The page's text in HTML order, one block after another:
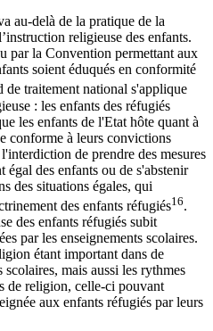
au-delà de la pratique de la
religieuse des enfants.
par la Convention permettant aux
soient éduqués en conformité
de traitement national s'applique
: les enfants des réfugiés
les enfants de l'Etat hôte quant à
conforme à leurs convictions
de prendre des mesures
des enfants ou de s'abstenir
des situations égales, qui
des enfants réfugiés16.
des enfants réfugiés subit
par les enseignements scolaires.
étant important dans de
mais aussi les rythmes
de religion, celle-ci pouvant
aux enfants réfugiés par leurs